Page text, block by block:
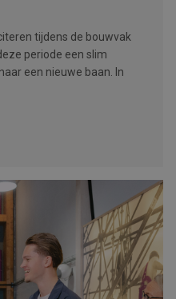
tijdens de bouwvak
periode een slim
een nieuwe baan. In